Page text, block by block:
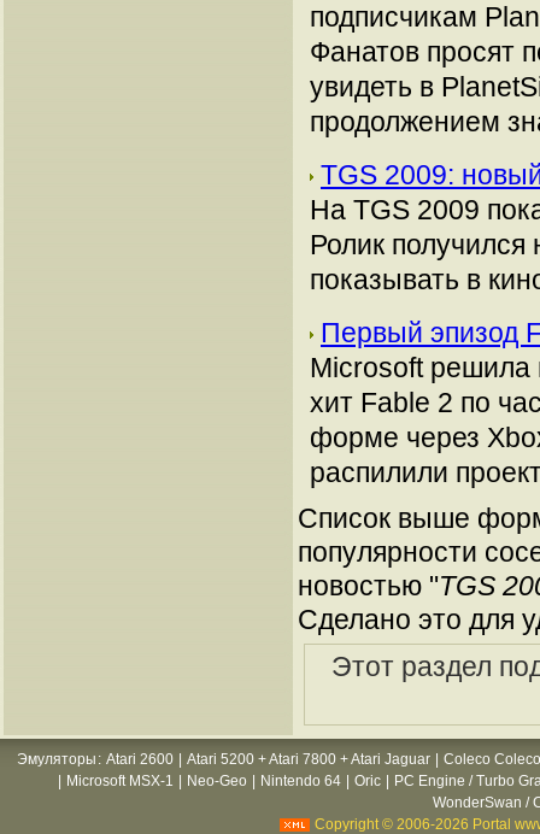
подписчикам
Фанатов просят
увидеть в
продолжением
TGS 2009:
На TGS 2009
Ролик получился
показывать в
Первый эпизод
Microsoft решила
хит Fable 2 по
форме через
распилили
Список выше
популярности
новостью "TGS
Сделано это для
Этот раздел
Эмуляторы : Atari 2600 Atari 5200 + Atari 7800 + Atari Jaguar
Coleco
Microsoft MSX-1 Neo-Geo Nintendo 64 Oric
PC Engine / Turbo
WonderSwan /
Copyright © 2006-2026 Portal